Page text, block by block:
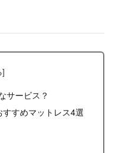
サービス？
すめマットレス4選